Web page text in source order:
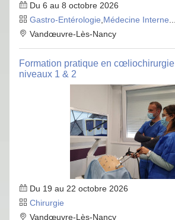
Du 6 au 8 octobre 2026
Gastro-Entérologie Médecine Interne
Vandœuvre-Lès-Nancy
Formation pratique en cœliochirurgie
niveaux 1 & 2
Du 19 au 22 octobre 2026
Chirurgie
Vandœuvre-Lès-Nancy